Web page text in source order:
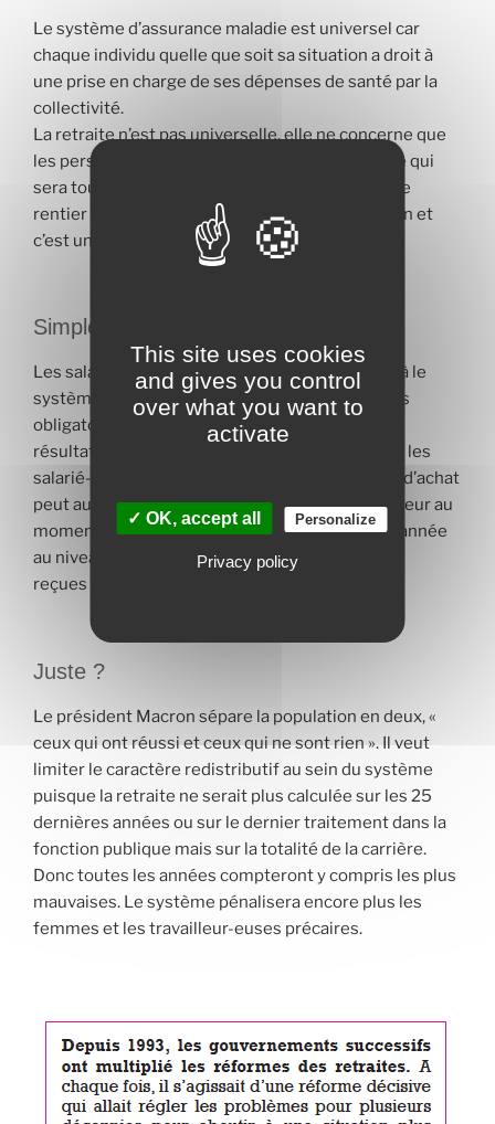
Le système d’assurance maladie est universel car
chaque individu quelle que soit sa situation a droit à
une prise en charge de ses dépenses de santé par la
collectivité.
La retraite n’est pas universelle, elle ne concerne que
les personnes qui ont travaillé et donc cotisé, ce qui
sera toujours le cas avec le nouveau système. Le
rentier ou la rentière ne touchent pas de pension et
c’est une bonne chose.
Simple ?
Les salarié-es du secteur privé connaissent déjà le
système à points des régimes complémentaires
obligatoires de retraite (Agirc et Arrco) dont les
résultats sont très aléatoires ! Dans ce système les
salarié-es accumulent des points dont la valeur d’achat
peut augmenter (c’est le cas cette année). La valeur au
moment du départ en retraite est fixée chaque année
au niveau qui permet d’équilibrer les cotisations
reçues et les prestations à verser.
Juste ?
Le président Macron sépare la population en deux, «
ceux qui ont réussi et ceux qui ne sont rien ». Il veut
limiter le caractère redistributif au sein du système
puisque la retraite ne serait plus calculée sur les 25
dernières années ou sur le dernier traitement dans la
fonction publique mais sur la totalité de la carrière.
Donc toutes les années compteront y compris les plus
mauvaises. Le système pénalisera encore plus les
femmes et les travailleur-euses précaires.
This site uses cookies
and gives you control
over what you want to
activate
✓ OK, accept all Personalize
Privacy policy